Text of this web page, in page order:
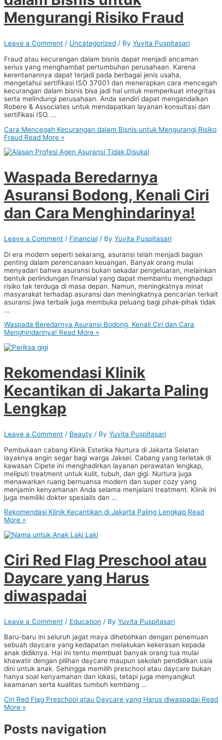
Mengurangi Risiko Fraud
Leave a Comment / Uncategorized / By Yuvita Puspitasari
Fraud atau kecurangan dalam bisnis dapat menjadi ancaman
serius yang menghambat pertumbuhan perusahaan. Karena
kerentanannya dapat terjadi pada berbagai jenis usaha,
mengetahui sertifikasi ISO 37001 dan menerapkan cara mencegah
kecurangan dalam bisnis bisa jadi hal untuk memperkuat integritas
serta melindungi perusahaan. Anda sendiri dapat mengandalkan
Robere & Associates untuk mendapatkan layanan konsultasi dan
sertifikasi ISO. …
Cara Mencegah Kecurangan dalam Bisnis untuk Mengurangi Risiko
Fraud Read More »
Waspada Beredarnya
Asuransi Bodong, Kenali Ciri
dan Cara Menghindarinya!
Leave a Comment / Financial / By Yuvita Puspitasari
Di era modern seperti sekarang, asuransi telah menjadi bagian
penting dalam perencanaan keuangan. Banyak orang mulai
menyadari bahwa asuransi bukan sekadar pengeluaran, melainkan
bentuk perlindungan finansial yang dapat membantu menghadapi
risiko tak terduga di masa depan. Namun, meningkatnya minat
masyarakat terhadap asuransi dan meningkatnya pencarian terkait
asuransi jiwa terbaik juga membuka peluang bagi pihak-pihak tidak
…
Waspada Beredarnya Asuransi Bodong, Kenali Ciri dan Cara
Menghindarinya! Read More »
Rekomendasi Klinik
Kecantikan di Jakarta Paling
Lengkap
Leave a Comment / Beauty / By Yuvita Puspitasari
Pembukaan cabang Klinik Estetika Nurtura di Jakarta Selatan
layaknya angin segar bagi warga Jaksel. Cabang yang terletak di
kawasan Cipete ini menghadirkan layanan perawatan lengkap,
meliputi treatment untuk kulit, tubuh, dan gigi. Nurtura juga
menawarkan ruang bernuansa modern dan super cozy yang
menjamin kenyamanan Anda selama menjalani treatment. Klinik ini
juga memiliki dokter spesialis dan …
Rekomendasi Klinik Kecantikan di Jakarta Paling Lengkap Read
More »
Ciri Red Flag Preschool atau
Daycare yang Harus
diwaspadai
Leave a Comment / Education / By Yuvita Puspitasari
Baru-baru ini seluruh jagat maya dihebohkan dengan penemuan
sebuah daycare yang kedapatan melakukan kekerasan kepada
anak didiknya. Hal ini tentu membuat banyak orang tua mulai
khawatir dengan pilihan daycare maupun sekolah pendidikan usia
dini untuk anak. Sehingga memilih preschool atau daycare bukan
hanya soal kenyamanan dan lokasi, tetapi juga menyangkut
keamanan serta kualitas tumbuh kembang …
Ciri Red Flag Preschool atau Daycare yang Harus diwaspadai Read
More »
Posts navigation